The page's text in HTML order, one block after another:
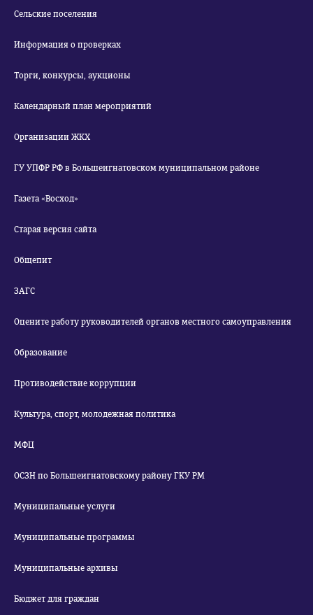
Сельские поселения
Информация о проверках
Торги, конкурсы, аукционы
Календарный план мероприятий
Организации ЖКХ
ГУ УПФР РФ в Большеигнатовском муниципальном районе
Газета «Восход»
Старая версия сайта
Общепит
ЗАГС
Оцените работу руководителей органов местного самоуправления
Образование
Противодействие коррупции
Культура, спорт, молодежная политика
МФЦ
ОСЗН по Большеигнатовскому району ГКУ РМ
Муниципальные услуги
Муниципальные программы
Муниципальные архивы
Бюджет для граждан